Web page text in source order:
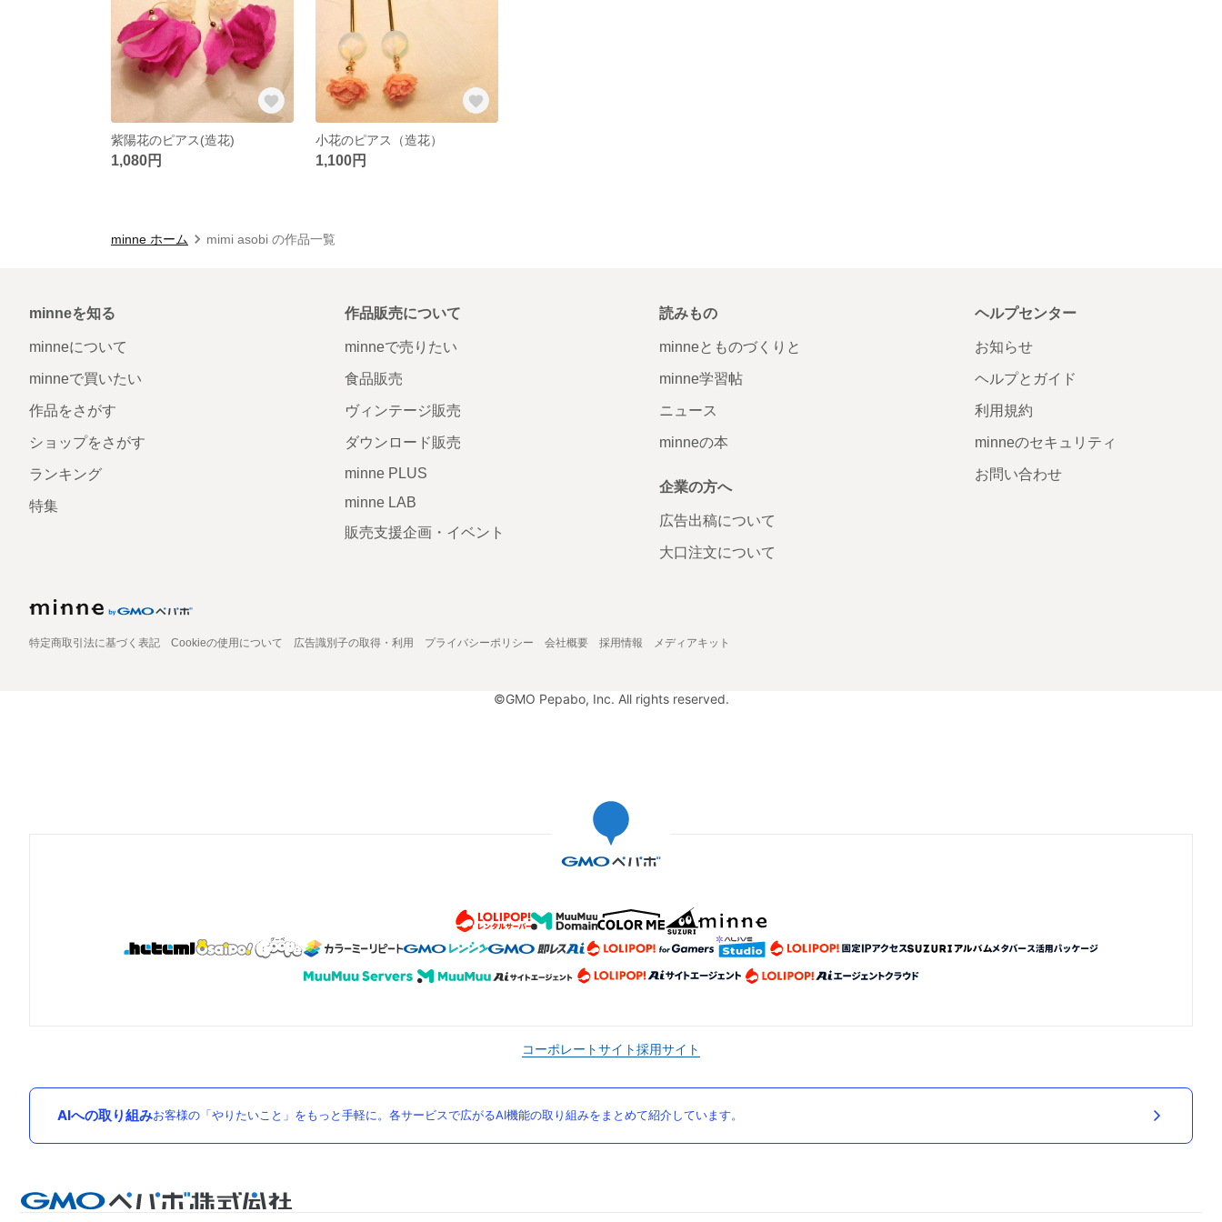
紫陽花のピアス(造花)
1,080円
小花のピアス（造花）
1,100円
minne ホーム mimi asobi の作品一覧
minneを知る
minneについて
minneで買いたい
作品をさがす
ショップをさがす
ランキング
特集
作品販売について
minneで売りたい
食品販売
ヴィンテージ販売
ダウンロード販売
minne PLUS
minne LAB
販売支援企画・イベント
読みもの
minneとものづくりと
minne学習帖
ニュース
minneの本
企業の方へ
広告出稿について
大口注文について
ヘルプセンター
お知らせ
ヘルプとガイド
利用規約
minneのセキュリティ
お問い合わせ
特定商取引法に基づく表記 Cookieの使用について 広告識別子の取得・利用 プライバシーポリシー 会社概要 採用情報 メディアキット
©GMO Pepabo, Inc. All rights reserved.
コーポレートサイト採用サイト
AIへの取り組みお客様の「やりたいこと」をもっと手軽に。各サービスで広がるAI機能の取り組みをまとめて紹介しています。